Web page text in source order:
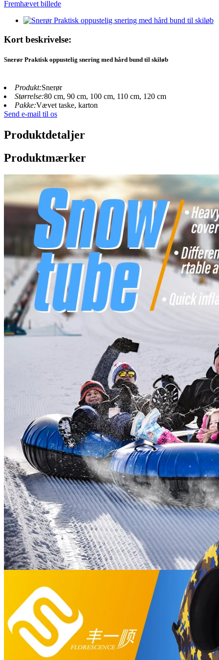
Kort beskrivelse:
Snerør Praktisk oppustelig snering med hård bund til skiløb
Produkt:Snerør
Størrelse:80 cm, 90 cm, 100 cm, 110 cm, 120 cm
Pakke:Vævet taske, karton
Send e-mail til os
Produktdetaljer
Produktmærker